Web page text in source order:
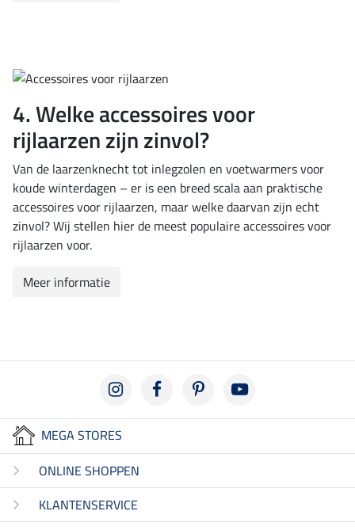
4. Welke accessoires voor
rijlaarzen zijn zinvol?
Van de laarzenknecht tot inlegzolen en voetwarmers voor
koude winterdagen – er is een breed scala aan praktische
accessoires voor rijlaarzen, maar welke daarvan zijn echt
zinvol? Wij stellen hier de meest populaire accessoires voor
rijlaarzen voor.
Meer informatie
MEGA STORES
ONLINE SHOPPEN
KLANTENSERVICE